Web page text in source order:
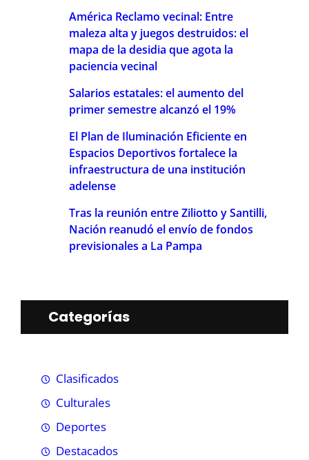
América Reclamo vecinal: Entre
maleza alta y juegos destruidos: el
mapa de la desidia que agota la
paciencia vecinal
Salarios estatales: el aumento del
primer semestre alcanzó el 19%
El Plan de Iluminación Eficiente en
Espacios Deportivos fortalece la
infraestructura de una institución
adelense
Tras la reunión entre Ziliotto y Santilli,
Nación reanudó el envío de fondos
previsionales a La Pampa
Categorías
Clasificados
Culturales
Deportes
Destacados